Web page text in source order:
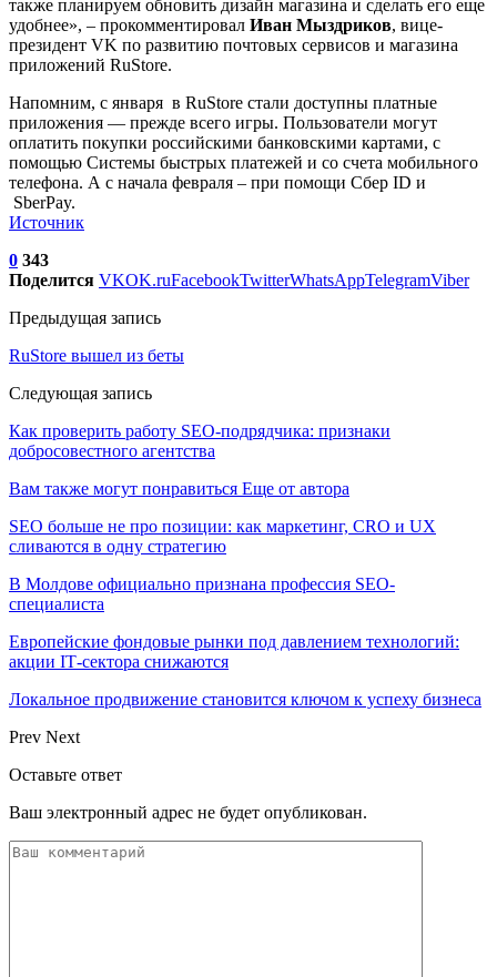
также планируем обновить дизайн магазина и сделать его еще
удобнее», – прокомментировал Иван Мыздриков, вице-
президент VK по развитию почтовых сервисов и магазина
приложений RuStore.
Напомним, с января в RuStore стали доступны платные
приложения — прежде всего игры. Пользователи могут
оплатить покупки российскими банковскими картами, с
помощью Системы быстрых платежей и со счета мобильного
телефона. А с начала февраля – при помощи Сбер ID и
SberPay.
Источник
0 343
Поделится VKOK.ruFacebookTwitterWhatsAppTelegramViber
Предыдущая запись
RuStore вышел из беты
Следующая запись
Как проверить работу SEO-подрядчика: признаки
добросовестного агентства
Вам также могут понравиться Еще от автора
SEO больше не про позиции: как маркетинг, CRO и UX
сливаются в одну стратегию
В Молдове официально признана профессия SEO-
специалиста
Европейские фондовые рынки под давлением технологий:
акции IT‑сектора снижаются
Локальное продвижение становится ключом к успеху бизнеса
Prev Next
Оставьте ответ
Ваш электронный адрес не будет опубликован.